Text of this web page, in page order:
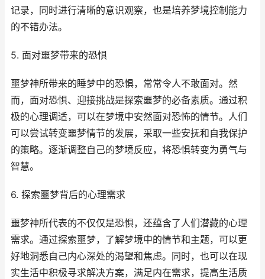
记录，同时进行清晰的意识观察，也是培养梦境控制能力
的不错办法。
5. 面对噩梦带来的恐惧
噩梦神所带来的睡梦中的恐惧，常常令人不敢面对。然
而，面对恐惧、迎接挑战是探索噩梦的必备素质。通过积
极的心理调适，可以在梦境中安然面对恐怖的情节。人们
可以尝试转变噩梦情节的发展，采取一些安抚和自我保护
的策略。逐渐调整自己的梦境反应，将恐惧转变为勇气与
智慧。
6. 探索噩梦背后的心理需求
噩梦神所代表的不仅仅是恐惧，还蕴含了人们潜藏的心理
需求。通过探索噩梦，了解梦境中的情节和主题，可以更
好地洞悉自己内心深处的渴望和焦虑。同时，也可以在现
实生活中积极寻求解决方案，满足内在需求，提高生活质